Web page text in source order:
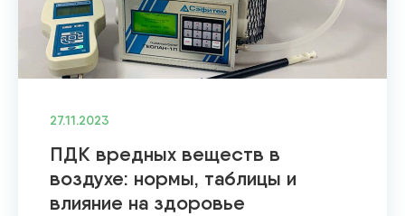
27.11.2023
ПДК вредных веществ в
воздухе: нормы, таблицы и
влияние на здоровье